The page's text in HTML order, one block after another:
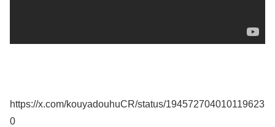
https://x.com/kouyadouhuCR/status/194572704010119623
0